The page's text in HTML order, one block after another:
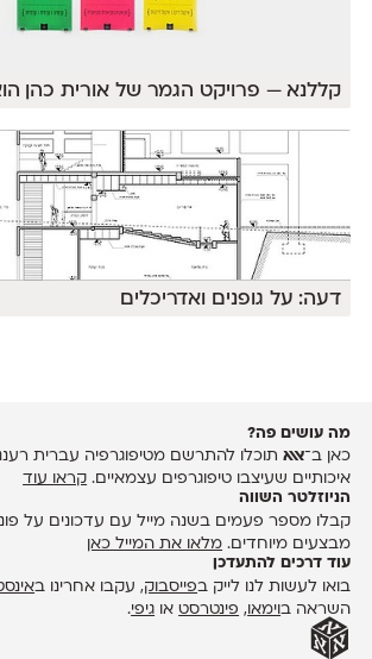
קללנא — פרויקט הגמר של אורית כהן
דעה: על גופנים ואדריכלים
מה עושים פה?
כאן ב־אאאתוכלו להתרשם מטיפוגרפיה עברית
איכותיים שעיצבו טיפוגרפים עצמאיים. קראו עוד
הניוזלטר השווה
קבלו מספר פעמים בשנה מייל עם עדכונים על
מבצעים מיוחדים. מלאו את המייל כאן
עוד דרכים להתעדכן
בואו לעשות לנו לייק בפייסבוק, עקבו אחרינו ב
השראה בוימאו , פינטרסטאו גיפי.